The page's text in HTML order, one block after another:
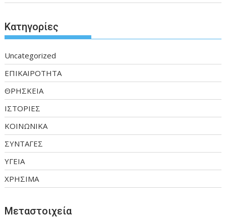
Kατηγορίες
Uncategorized
ΕΠΙΚΑΙΡΟΤΗΤΑ
ΘΡΗΣΚΕΙΑ
ΙΣΤΟΡΙΕΣ
ΚΟΙΝΩΝΙΚΑ
ΣΥΝΤΑΓΕΣ
ΥΓΕΙΑ
ΧΡΗΣΙΜΑ
Μεταστοιχεία